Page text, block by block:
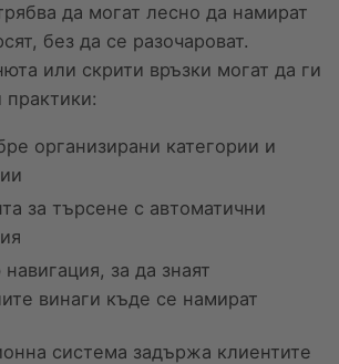
да могат лесно да намират
без да се разочароват.
или скрити връзки могат да ги
организирани категории и
за търсене с автоматични
за да знаят
винаги къде се намират
система задържа клиентите